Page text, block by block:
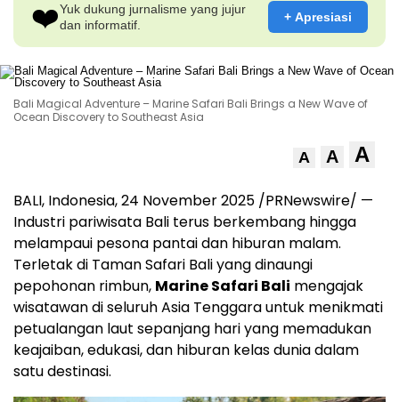
❤️Yuk dukung jurnalisme yang jujur
dan informatif.
+ Apresiasi
Bali Magical Adventure – Marine Safari Bali Brings a New Wave of
Ocean Discovery to Southeast Asia
A A A
BALI, Indonesia,24 November 2025 /PRNewswire/ —
Industri pariwisata Bali terus berkembang hingga
melampaui pesona pantai dan hiburan malam.
Terletak di Taman Safari Bali yang dinaungi
pepohonan rimbun, Marine Safari Bali mengajak
wisatawan di seluruhAsia Tenggarauntuk menikmati
petualangan laut sepanjang hari yang memadukan
keajaiban, edukasi, dan hiburan kelas dunia dalam
satu destinasi.